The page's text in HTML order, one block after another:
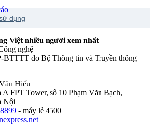
dụng
Việt nhiều người xem nhất
nghệ
BTTTT do Bộ Thông tin và Truyền thông
Hiếu
FPT Tower, số 10 Phạm Văn Bạch,
Nội
- máy lẻ 4500